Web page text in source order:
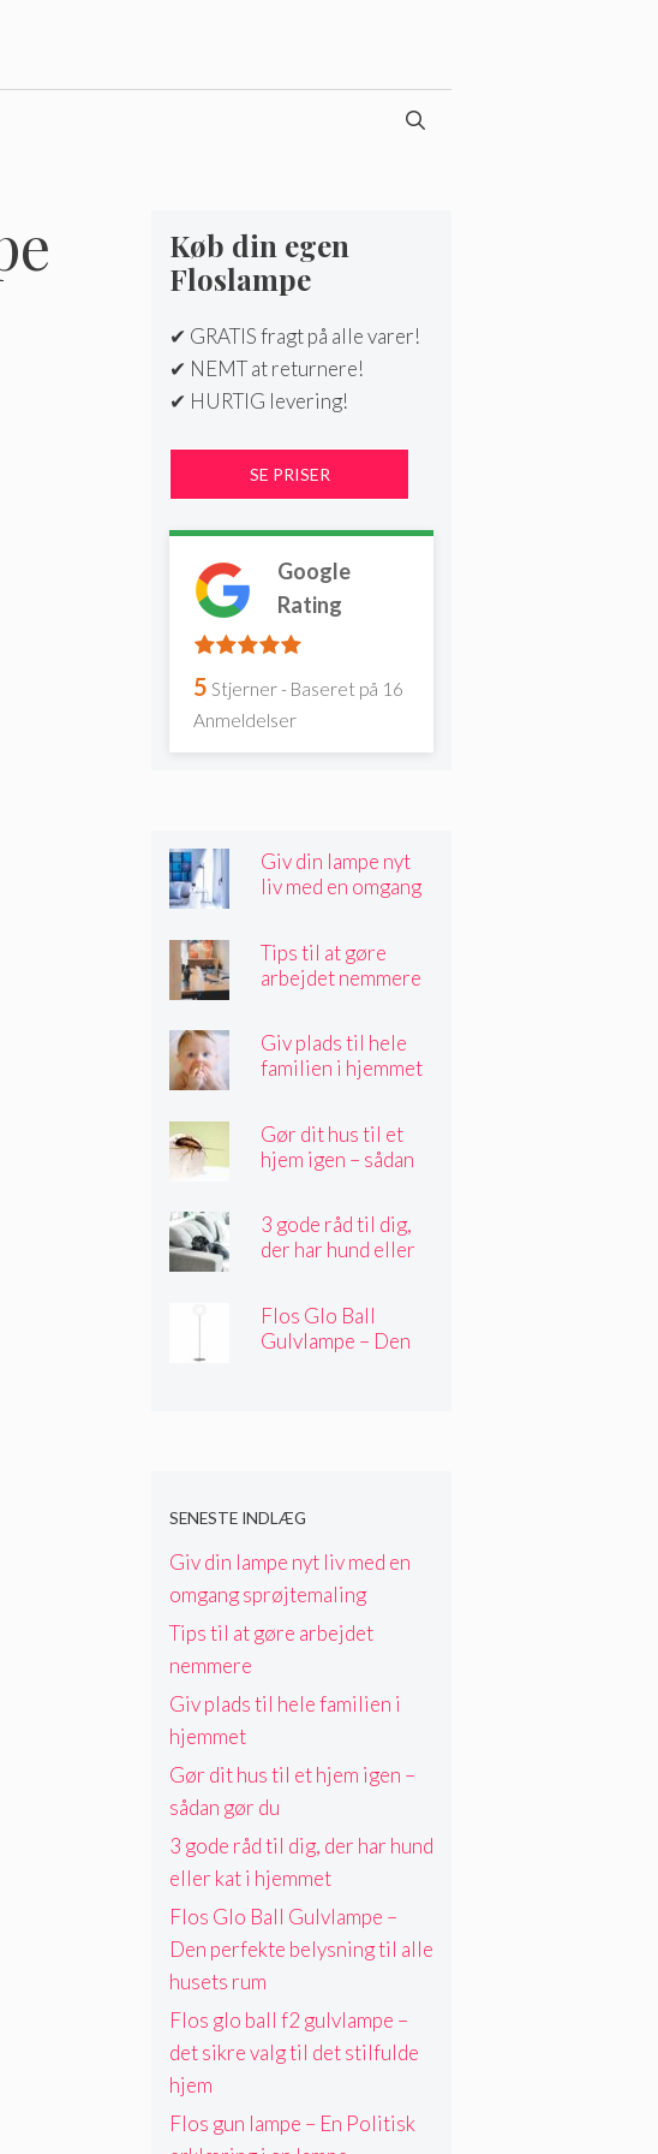
Køb din egen
Floslampe
✔ GRATIS fragt på alle varer!
✔ NEMT at returnere!
✔ HURTIG levering!
Google
Rating
5 Stjerner - Baseret på 16
Anmeldelser
Giv din lampe nyt
liv med en omgang
Tips til at gøre
arbejdet nemmere
Giv plads til hele
familien i hjemmet
Gør dit hus til et
hjem igen – sådan
3 gode råd til dig,
der har hund eller
Flos Glo Ball
Gulvlampe – Den
SENESTE INDLÆG
Giv din lampe nyt liv med en
omgang sprøjtemaling
Tips til at gøre arbejdet
nemmere
Giv plads til hele familien i
hjemmet
Gør dit hus til et hjem igen –
sådan gør du
3 gode råd til dig, der har hund
eller kat i hjemmet
Flos Glo Ball Gulvlampe –
Den perfekte belysning til alle
husets rum
Flos glo ball f2 gulvlampe –
det sikre valg til det stilfulde
hjem
Flos gun lampe – En Politisk